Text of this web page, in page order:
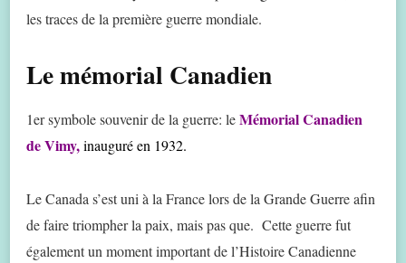
les traces de la première guerre mondiale.
Le mémorial Canadien
1er symbole souvenir de la guerre: leMémorial Canadien
de Vimy,inauguré en 1932.
Le Canada s’est uni à la France lors de la Grande Guerre afin
de faire triompher la paix, mais pas que. Cette guerre fut
également un moment important de l’Histoire Canadienne